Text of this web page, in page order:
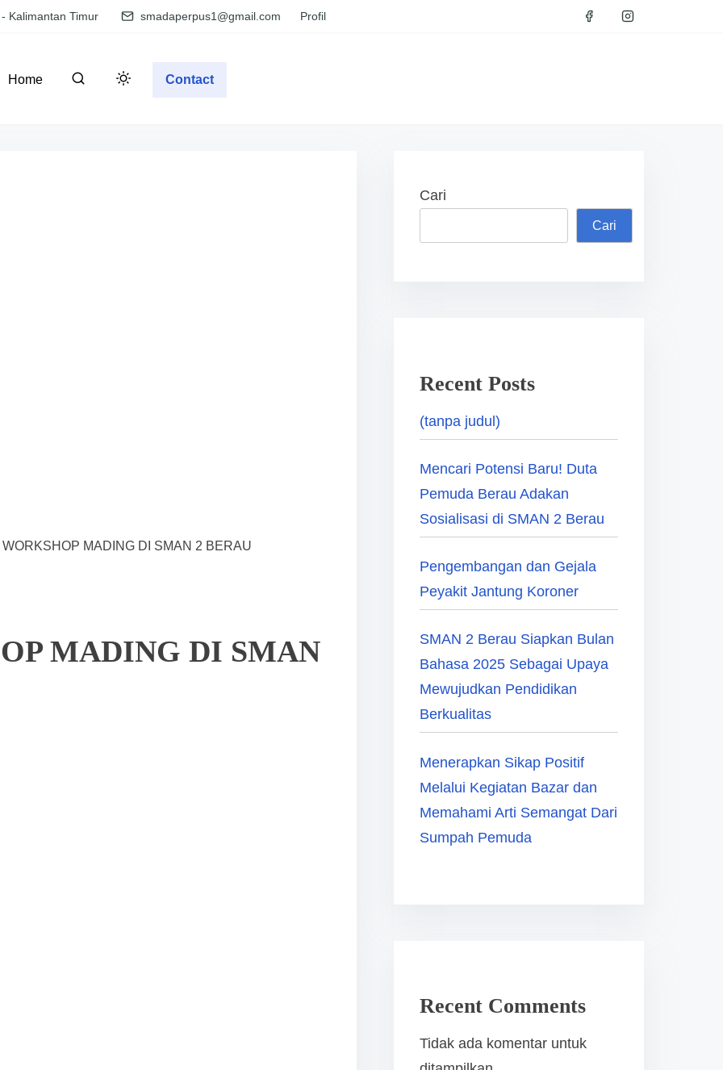
Kalimantan Timur smadaperpus1@gmail.com Profil
Home Contact
MADING DI SMAN 2 BERAU
MADING DI SMAN
Cari
Cari
Recent Posts
(tanpa judul)
Mencari Potensi Baru! Duta
Pemuda Berau Adakan
Sosialisasi di SMAN 2 Berau
Pengembangan dan Gejala
Peyakit Jantung Koroner
SMAN 2 Berau Siapkan Bulan
Bahasa 2025 Sebagai Upaya
Mewujudkan Pendidikan
Berkualitas
Menerapkan Sikap Positif
Melalui Kegiatan Bazar dan
Memahami Arti Semangat Dari
Sumpah Pemuda
Recent Comments
Tidak ada komentar untuk